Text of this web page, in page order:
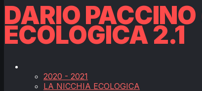
DARIO
ECOLOGICA 2.1
2020 - 2021
LA NICCHIA ECOLOGICA